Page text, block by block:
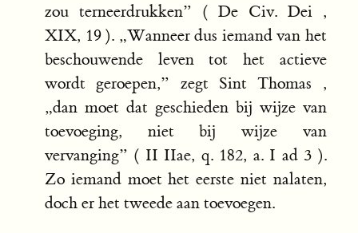
zou terneerdrukken” ( De Civ. Dei ,
XIX, 19 ). „Wanneer dus iemand van het
beschouwende leven tot het actieve
wordt geroepen,” zegt Sint Thomas ,
„dan moet dat geschieden bij wijze van
toevoeging, niet bij wijze van
vervanging” ( II IIae, q. 182, a. I ad 3 ).
Zo iemand moet het eerste niet nalaten,
doch er het tweede aan toevoegen.